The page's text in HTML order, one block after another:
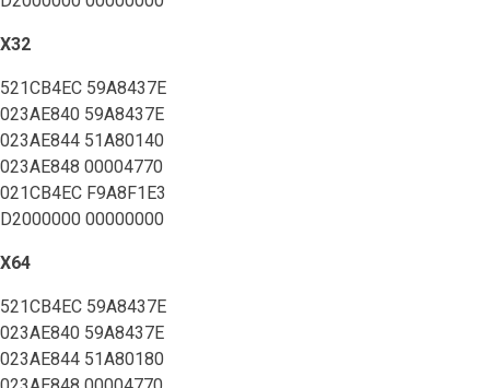
X32
521CB4EC 59A8437E
023AE840 59A8437E
023AE844 51A80140
023AE848 00004770
021CB4EC F9A8F1E3
D2000000 00000000
X64
521CB4EC 59A8437E
023AE840 59A8437E
023AE844 51A80180